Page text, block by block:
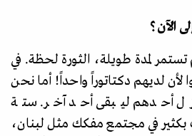
الآن؟
تستمر لمدة طويلة، الثورة لحظة. في
لأن لديهم دكتاتوراً واحداً! أما نحن
أحدهم ليبقى أحد آخر. ستة
في مجتمع مفكك مثل لبنان،